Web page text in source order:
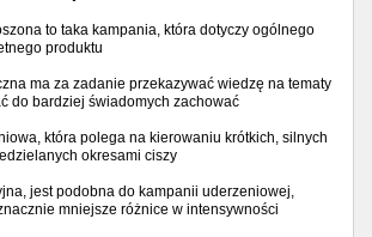
to taka kampania, która dotyczy ogólnego
produktu
ma za zadanie przekazywać wiedzę na tematy
do bardziej świadomych zachować
która polega na kierowaniu krótkich, silnych
okresami ciszy
jest podobna do kampanii uderzeniowej,
mniejsze różnice w intensywności